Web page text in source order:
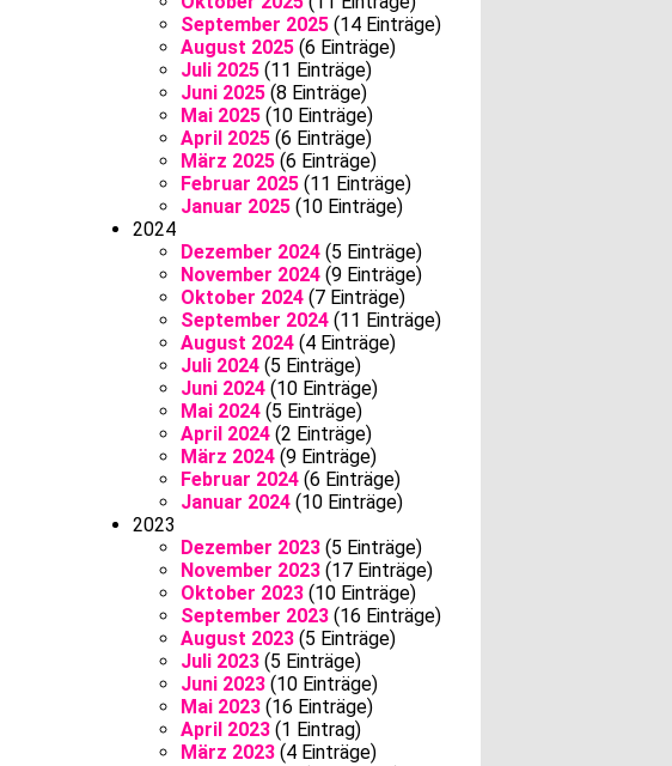
September 2025(14 Einträge)
August 2025(6 Einträge)
Juli 2025(11 Einträge)
Juni 2025(8 Einträge)
Mai 2025(10 Einträge)
April 2025(6 Einträge)
März 2025(6 Einträge)
Februar 2025(11 Einträge)
Januar 2025(10 Einträge)
2024
Dezember 2024(5 Einträge)
November 2024(9 Einträge)
Oktober 2024(7 Einträge)
September 2024(11 Einträge)
August 2024(4 Einträge)
Juli 2024(5 Einträge)
Juni 2024(10 Einträge)
Mai 2024(5 Einträge)
April 2024(2 Einträge)
März 2024(9 Einträge)
Februar 2024(6 Einträge)
Januar 2024(10 Einträge)
2023
Dezember 2023(5 Einträge)
November 2023(17 Einträge)
Oktober 2023(10 Einträge)
September 2023(16 Einträge)
August 2023(5 Einträge)
Juli 2023(5 Einträge)
Juni 2023(10 Einträge)
Mai 2023(16 Einträge)
April 2023(1 Eintrag)
März 2023(4 Einträge)